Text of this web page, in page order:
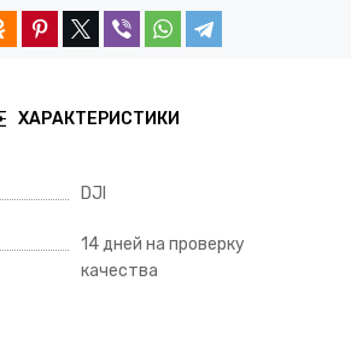
ХАРАКТЕРИСТИКИ
DJI
14 дней на проверку
качества